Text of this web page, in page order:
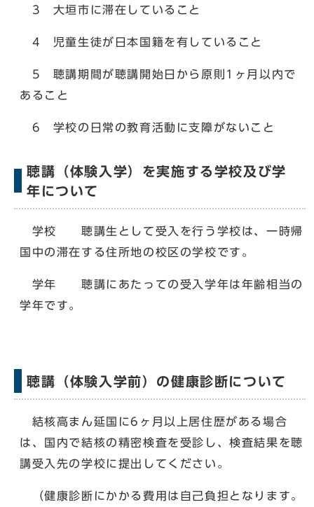
3 大垣市に滞在していること
4 児童生徒が日本国籍を有していること
5 聴講期間が聴講開始日から原則1ヶ月以内で
あること
6 学校の日常の教育活動に支障がないこと
聴講（体験入学）を実施する学校及び学
年について
学校 聴講生として受入を行う学校は、一時帰
国中の滞在する住所地の校区の学校です。
学年 聴講にあたっての受入学年は年齢相当の
学年です。
聴講（体験入学前）の健康診断について
結核高まん延国に6ヶ月以上居住歴がある場合
は、国内で結核の精密検査を受診し、検査結果を聴
講受入先の学校に提出してください。
（健康診断にかかる費用は自己負担となります。